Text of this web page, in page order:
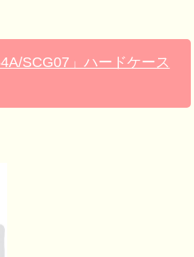
SCG07」ハードケース